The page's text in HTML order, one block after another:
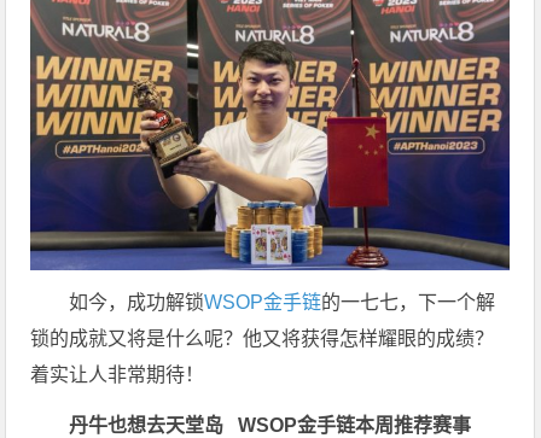
如今，成功解锁WSOP金手链的一七七，下一个解
锁的成就又将是什么呢？他又将获得怎样耀眼的成绩？
着实让人非常期待！
丹牛也想去天堂岛WSOP金手链本周推荐赛事